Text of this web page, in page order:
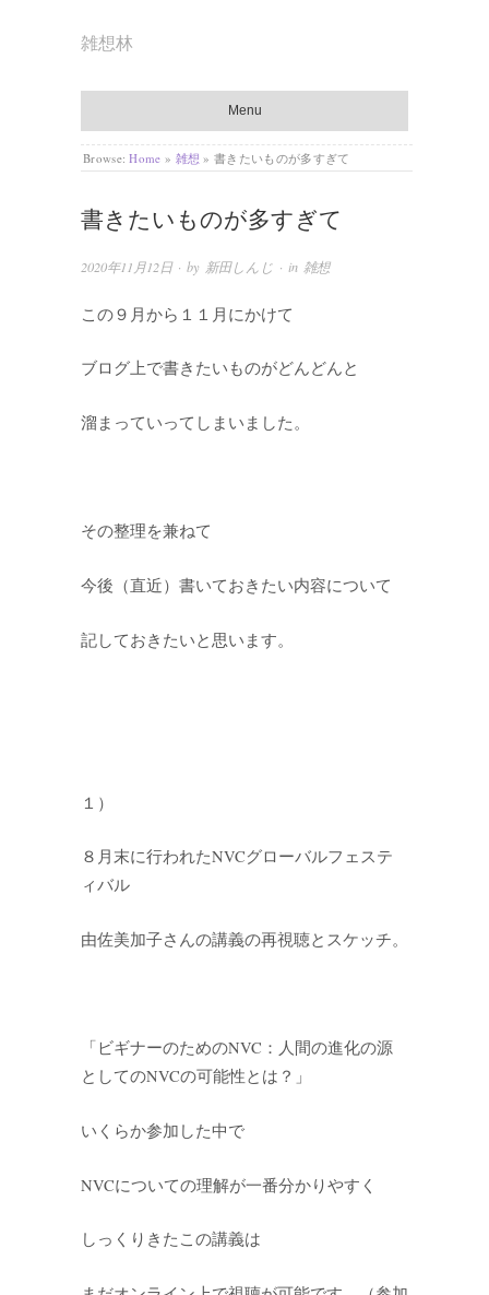
雑想林
Menu
Browse: Home » 雑想 » 書きたいものが多すぎて
書きたいものが多すぎて
2020年11月12日· by 新田しんじ · in 雑想
この９月から１１月にかけて
ブログ上で書きたいものがどんどんと
溜まっていってしまいました。
その整理を兼ねて
今後（直近）書いておきたい内容について
記しておきたいと思います。
１）
８月末に行われたNVCグローバルフェステ
ィバル
由佐美加子さんの講義の再視聴とスケッチ。
「ビギナーのためのNVC：人間の進化の源
としてのNVCの可能性とは？」
いくらか参加した中で
NVCについての理解が一番分かりやすく
しっくりきたこの講義は